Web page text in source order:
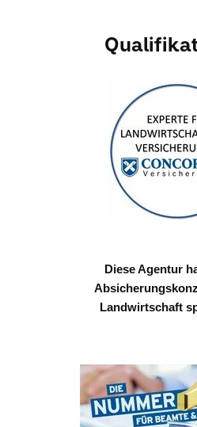
Diese Agentur
Landwirtschaft